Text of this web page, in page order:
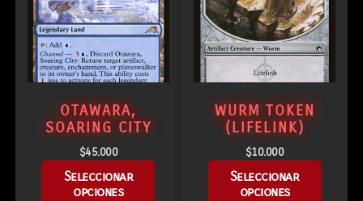
OTAWARA,
SOARING CITY
$45.000
Seleccionar
opciones
WURM TOKEN
(LIFELINK)
$10.000
Seleccionar
opciones